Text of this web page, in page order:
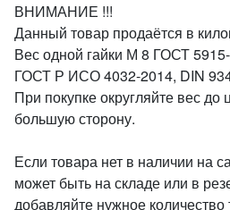
ВНИМАНИЕ !!!
Данный товар продаётся в
Вес одной гайки М 8 ГОСТ
ГОСТ Р ИСО 4032-2014, DIN
При покупке округляйте вес до
большую сторону.
Если товара нет в наличии на
может быть на складе или в
добавляйте нужное количество